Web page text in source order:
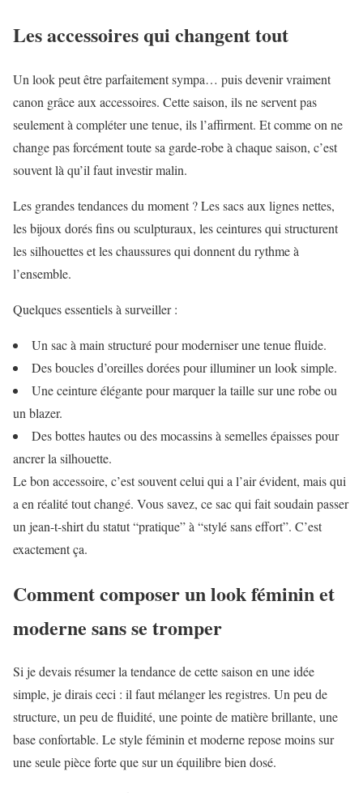
Les accessoires qui changent tout
Un look peut être parfaitement sympa… puis devenir vraiment
canon grâce aux accessoires. Cette saison, ils ne servent pas
seulement à compléter une tenue, ils l’affirment. Et comme on ne
change pas forcément toute sa garde-robe à chaque saison, c’est
souvent là qu’il faut investir malin.
Les grandes tendances du moment ? Les sacs aux lignes nettes,
les bijoux dorés fins ou sculpturaux, les ceintures qui structurent
les silhouettes et les chaussures qui donnent du rythme à
l’ensemble.
Quelques essentiels à surveiller :
Un sac à main structuré pour moderniser une tenue fluide.
Des boucles d’oreilles dorées pour illuminer un look simple.
Une ceinture élégante pour marquer la taille sur une robe ou
un blazer.
Des bottes hautes ou des mocassins à semelles épaisses pour
ancrer la silhouette.
Le bon accessoire, c’est souvent celui qui a l’air évident, mais qui
a en réalité tout changé. Vous savez, ce sac qui fait soudain passer
un jean-t-shirt du statut “pratique” à “stylé sans effort”. C’est
exactement ça.
Comment composer un look féminin et
moderne sans se tromper
Si je devais résumer la tendance de cette saison en une idée
simple, je dirais ceci : il faut mélanger les registres. Un peu de
structure, un peu de fluidité, une pointe de matière brillante, une
base confortable. Le style féminin et moderne repose moins sur
une seule pièce forte que sur un équilibre bien dosé.